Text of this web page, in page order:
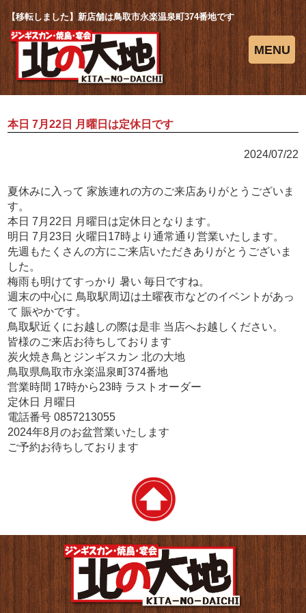
【移転しました】新店舗は鳥取市永楽温泉町374番地です
MENU
本日 7月22日 月曜日は定休日です
2024/07/22
夏休みに入って 家族連れの方のご来店ありがとうございま
す。
本日 7月22日 月曜日は定休日となります。
明日 7月23日 火曜日17時より通常通り営業いたします。
先週もたくさんの方にご来店いただきありがとうございま
した。
梅雨も明けてすっかり 暑い 毎日ですね。
週末の中心に 鳥取駅周辺は土曜夜市などのイベントがあっ
て 賑やかです。
鳥取駅近くにお越しの際は是非 当店へお越しください。
皆様のご来店お待ちしております
炭火焼き鳥とジンギスカン 北の大地
鳥取県鳥取市永楽温泉町374番地
営業時間 17時から23時 ラストオーダー
定休日 月曜日
電話番号 0857213055
2024年8月のお盆営業いたします
ご予約お待ちしております